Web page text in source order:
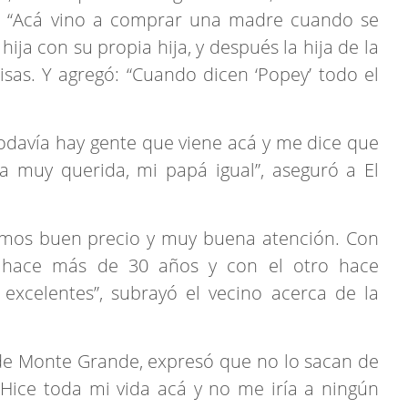
vino a comprar una madre cuando se
con su propia hija, y después la hija de la
Y agregó: “Cuando dicen ‘Popey’ todo el
hay gente que viene acá y me dice que
querida, mi papá igual”, aseguró a El
buen precio y muy buena atención. Con
más de 30 años y con el otro hace
subrayó el vecino acerca de la
Monte Grande, expresó que no lo sacan de
toda mi vida acá y no me iría a ningún